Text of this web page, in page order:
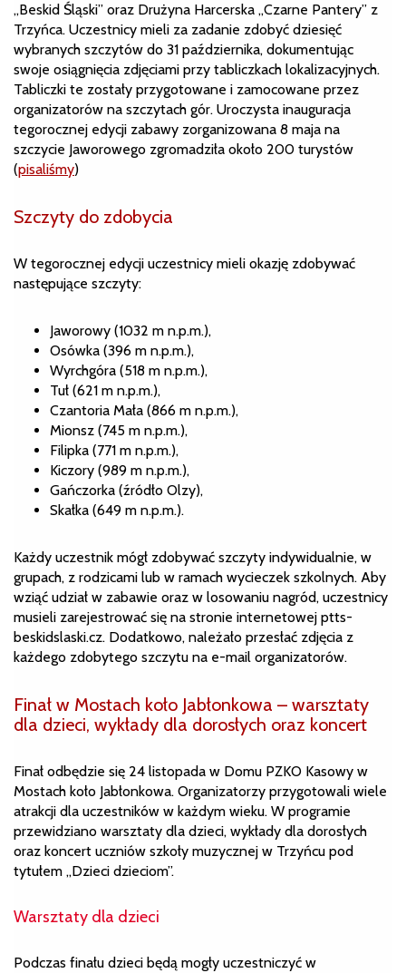
„Beskid Śląski” oraz Drużyna Harcerska „Czarne Pantery” z
Trzyńca. Uczestnicy mieli za zadanie zdobyć dziesięć
wybranych szczytów do 31 października, dokumentując
swoje osiągnięcia zdjęciami przy tabliczkach lokalizacyjnych.
Tabliczki te zostały przygotowane i zamocowane przez
organizatorów na szczytach gór. Uroczysta inauguracja
tegorocznej edycji zabawy zorganizowana 8 maja na
szczycie Jaworowego zgromadziła około 200 turystów
(pisaliśmy)
Szczyty do zdobycia
W tegorocznej edycji uczestnicy mieli okazję zdobywać
następujące szczyty:
Jaworowy (1032 m n.p.m.),
Osówka (396 m n.p.m.),
Wyrchgóra (518 m n.p.m.),
Tuł (621 m n.p.m.),
Czantoria Mała (866 m n.p.m.),
Mionsz (745 m n.p.m.),
Filipka (771 m n.p.m.),
Kiczory (989 m n.p.m.),
Gańczorka (źródło Olzy),
Skałka (649 m n.p.m.).
Każdy uczestnik mógł zdobywać szczyty indywidualnie, w
grupach, z rodzicami lub w ramach wycieczek szkolnych. Aby
wziąć udział w zabawie oraz w losowaniu nagród, uczestnicy
musieli zarejestrować się na stronie internetowej ptts-
beskidslaski.cz. Dodatkowo, należało przesłać zdjęcia z
każdego zdobytego szczytu na e-mail organizatorów.
Finał w Mostach koło Jabłonkowa – warsztaty
dla dzieci, wykłady dla dorosłych oraz koncert
Finał odbędzie się 24 listopada w Domu PZKO Kasowy w
Mostach koło Jabłonkowa. Organizatorzy przygotowali wiele
atrakcji dla uczestników w każdym wieku. W programie
przewidziano warsztaty dla dzieci, wykłady dla dorosłych
oraz koncert uczniów szkoły muzycznej w Trzyńcu pod
tytułem „Dzieci dzieciom”.
Warsztaty dla dzieci
Podczas finału dzieci będą mogły uczestniczyć w